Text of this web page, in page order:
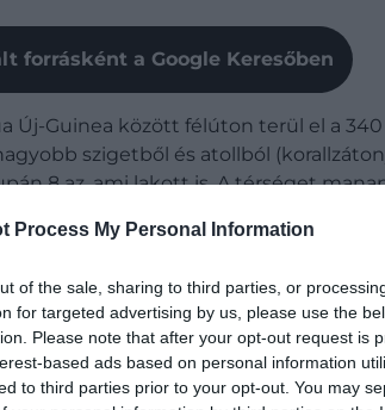
Process My Personal Information
of the sale, sharing to third parties, or
for targeted advertising by us, please use the
Please note that after your opt-out request is
based ads based on personal information
to third parties prior to your opt-out. You may
forrásként a Google Keresőben
Új-Guinea között félúton terül el a 340
szigetből és atollból
8 az, ami lakott is. A térséget
adódóan Palau
java része (11 200 fő) Koror
fővárosának, hanem a mindössze